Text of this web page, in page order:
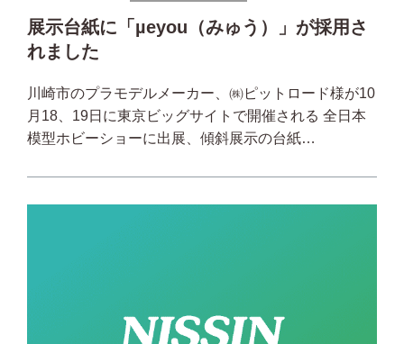
展示台紙に「µeyou（みゅう）」が採用さ
れました
川崎市のプラモデルメーカー、㈱ピットロード様が10
月18、19日に東京ビッグサイトで開催される 全日本
模型ホビーショーに出展、傾斜展示の台紙…